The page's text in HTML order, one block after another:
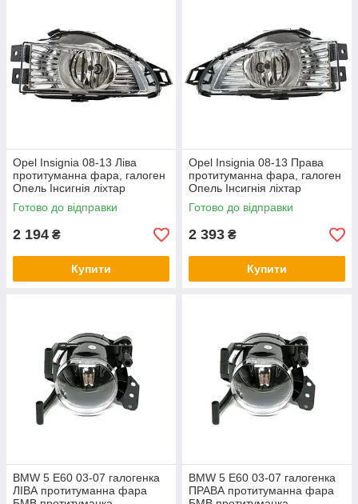
Opel Insignia 08-13 Ліва
протитуманна фара, галоген
Опель Інсигнія ліхтар
протитуманка
Готово до відправки
2 194 ₴
Купити
Opel Insignia 08-13 Права
протитуманна фара, галоген
Опель Інсигнія ліхтар
протитуманка
Готово до відправки
2 393 ₴
Купити
BMW 5 E60 03-07 галогенка
ЛІВА протитуманна фара
BMW 5 E60 03-07 галогенка
ПРАВА протитуманна фара